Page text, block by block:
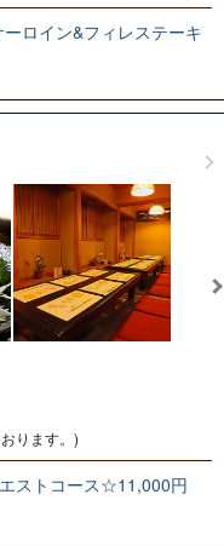
ロイン&フィレステーキ
ります。)
ストコース☆11,000円